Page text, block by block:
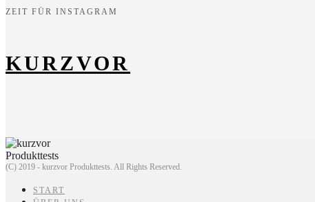
ZEIT FÜR INSTAGRAM
KURZVOR
(C) 2019 - kurzvor Produkttests. All Rights Reserved.
START